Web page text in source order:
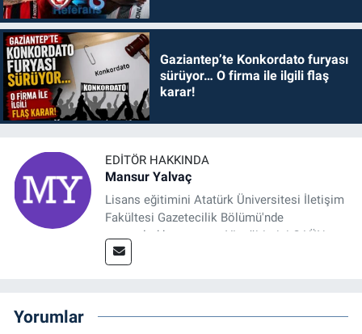
Gaziantep’te Konkordato furyası
sürüyor… O firma ile ilgili flaş
karar!
EDITÖR HAKKINDA
Mansur Yalvaç
Lisans eğitimini Atatürk Üniversitesi İletişim
Fakültesi Gazetecilik Bölümü'nde
tamamladıktan sonra, YL eğitimini GAÜN
Sosyal Bilimler Enstitüsü'nde İletişim ve T. D.
Yorumlar